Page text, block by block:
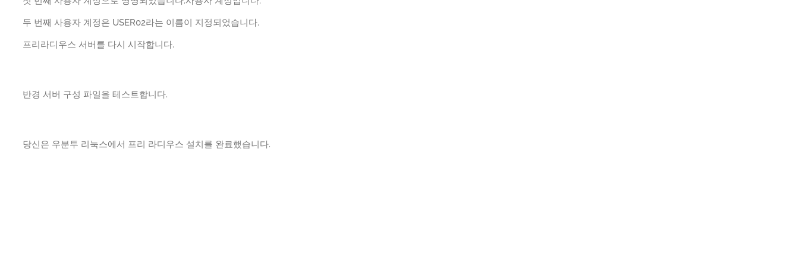
두 번째 사용자 계정은 USER02라는 이름이 지정되었습니다.
프리라디우스 서버를 다시 시작합니다.
반경 서버 구성 파일을 테스트합니다.
당신은 우분투 리눅스에서 프리 라디우스 설치를 완료했습니다.